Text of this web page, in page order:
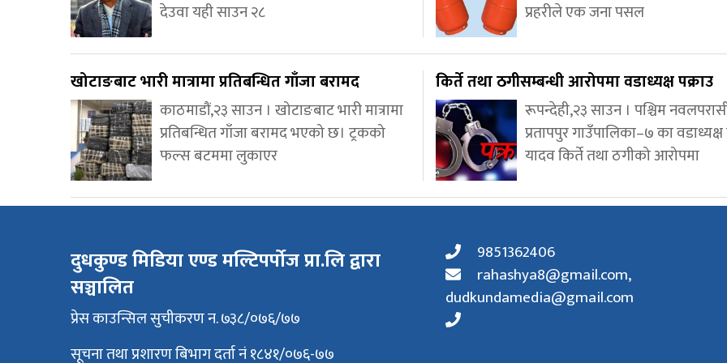
देउवा यही साउन २८
प्रहरीले एक जना पसल
खोटाङबाट भारी मात्रामा प्रतिबन्धित गाँजा बरामद
काठमाडौं,२३ साउन । खोटाङबाट भारी मात्रामा
प्रतिबन्धित गाँजा बरामद भएको छ। ट्रकको
फल्स बटममा लुकाएर
किर्ते तथा ठगीसम्बन्धी आरोपमा वडाध्यक्ष पक्राउ
रूपन्देही,२३ साउन । पश्चिम
प्रतापपुर गाउँपालिका–७ का वडाध्यक्ष
यादव किर्ते तथा ठगीको आरोपमा
दुधकुण्ड मिडिया एण्ड मल्टिपर्पोज प्रा.लि द्वारा
सञ्चालित
प्रेस काउन्सिल सुचीकरण न. ७३८/०७६/७७
सूचना तथा प्रशारण बिभाग दर्ता नं १८४१/०७६-७७
9851362406
rahashya8@gmail.com,
dudkundamedia@gmail.com